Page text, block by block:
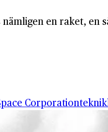
en raket,
Corporation